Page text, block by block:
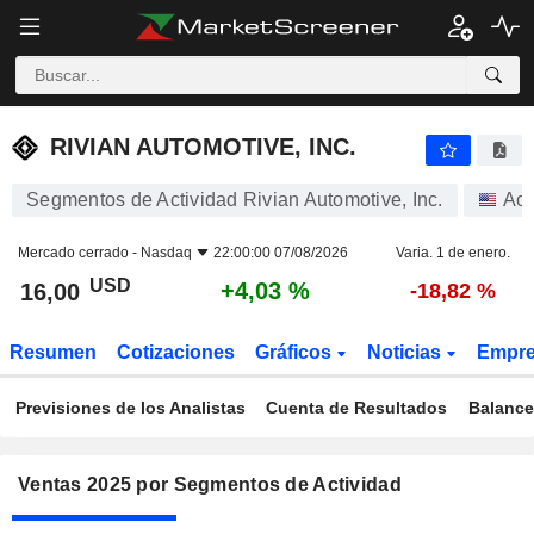
RIVIAN AUTOMOTIVE, INC.
RIVIAN AUTOMOTIVE, INC.
Segmentos de Actividad Rivian Automotive, Inc.
Mercado cerrado - Nasdaq 22:00:00 07/08/2026 Varia. 1 de enero.
16,00 USD +4,03 % -18,82 %
Resumen Cotizaciones Gráficos Noticias
Previsiones de los Analistas Cuenta de Resultados Balance
Ventas 2025 por Segmentos de Actividad